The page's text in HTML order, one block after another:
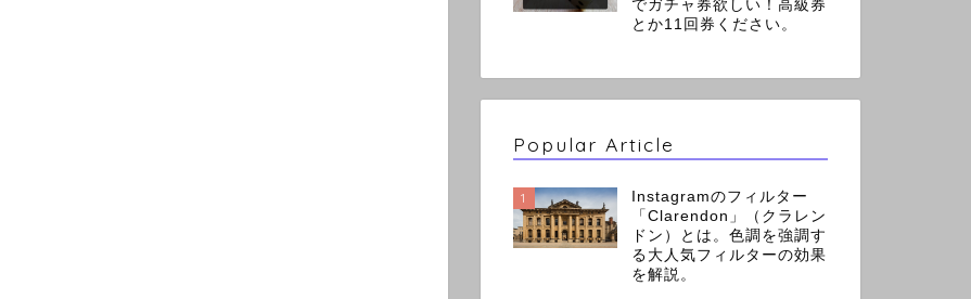
でガチャ券欲しい！高級券
とか11回券ください。
Popular Article
1
Instagramのフィルター
「Clarendon」（クラレン
ドン）とは。色調を強調す
る大人気フィルターの効果
を解説。